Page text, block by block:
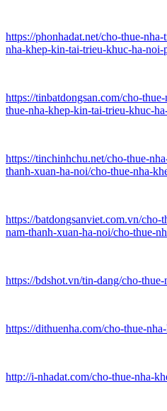
https://phonhadat.net/cho-thue-
nha-khep-kin-tai-trieu-khuc-ha-noi-
https://tinbatdongsan.com/cho-
thue-nha-khep-kin-tai-trieu-khuc-
https://tinchinhchu.net/cho-thue-
thanh-xuan-ha-noi/cho-thue-nha-
https://batdongsanviet.com.vn/
nam-thanh-xuan-ha-noi/cho-thue-
https://bdshot.vn/tin-dang/cho-
https://dithuenha.com/cho-thue-
http://i-nhadat.com/cho-thue-nha-